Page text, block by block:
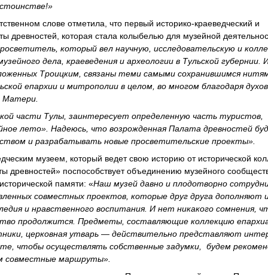
слове отметила, что первый историко-краеведческий и
древностей, которая стала колыбелью для музейной
который вел научную, исследовательскую и
дела, краеведения и археологии в Тульской губернии.
Троицким, связаны теми самыми сохранившимся
епархии и митрополии в целом, во многом благодаря
Матери.
части Тулы, заинтересует определенную часть туристов,
лето». Надеюсь, что возрожденная Палата древностей
и разрабатывать новые просветительские проекты».
музеем, который ведет свою историю от исторической
древностей» поспособствует объединению музейного
памяти: «Наш музей давно и плодотворно
совместных проектов, которые друг друга дополняют
и нравственного воспитания. И нет никакого сомнения,
продолжится. Предметы, составляющие коллекцию
церковная утварь — действительно представляют
чтобы осуществлять собственные задумки, будем
совместные маршруты».